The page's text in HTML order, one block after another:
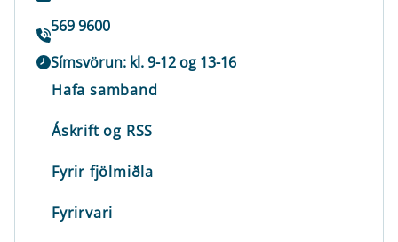
569 9600
Símsvörun: kl. 9-12 og 13-16
Hafa samband
Áskrift og RSS
Fyrir fjölmiðla
Fyrirvari